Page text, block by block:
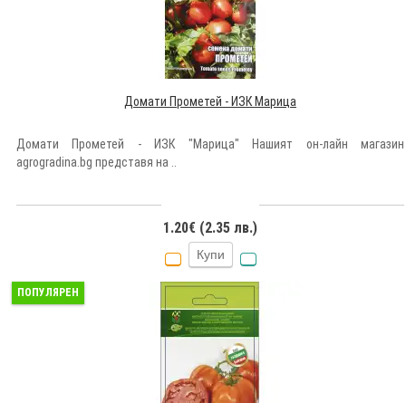
Домати Прометей - ИЗК Марица
Домати Прометей - ИЗК "Марица" Нашият он-лайн магазин
agrogradina.bg представя на ..
1.20€ (2.35 лв.)
Купи
ПОПУЛЯРЕН